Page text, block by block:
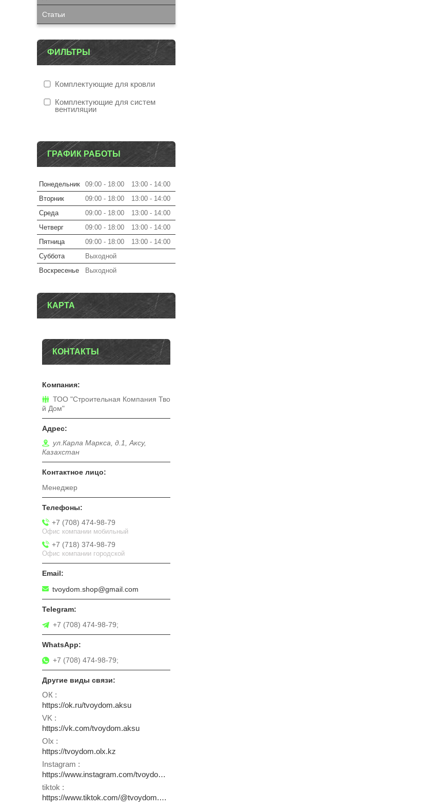
Статьи
ФИЛЬТРЫ
Комплектующие для кровли
Комплектующие для систем
вентиляции
ГРАФИК РАБОТЫ
Понедельник 09:00 18:00 13:00
14:00
Вторник
09:00 18:00 13:00
14:00
Среда
09:00 18:00 13:00
14:00
Четверг
09:00 18:00 13:00
14:00
Пятница
09:00 18:00 13:00
14:00
Суббота
Выходной
Воскресенье
Выходной
КАРТА
КОНТАКТЫ
ТОО "Строительная Компания Тво
й Дом"
ул.Карла Маркса, д.1, Аксу,
Казахстан
Менеджер
+7 (708) 474-98-79
Офис компании мобильный
+7 (718) 374-98-79
Офис компании городской
tvoydom.shop@gmail.com
+7 (708) 474-98-79;
+7 (708) 474-98-79;
ОК
https://ok.ru/tvoydom.aksu
VK
https://vk.com/tvoydom.aksu
Olx
https://tvoydom.olx.kz
Instagram
https://www.instagram.com/tvoydom.aksu
tiktok
https://www.tiktok.com/@tvoydom.aksu